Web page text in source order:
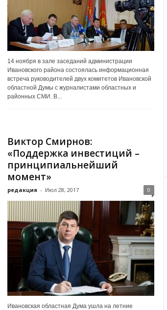
14 ноября в зале заседаний администрации
Ивановского района состоялась информационная
встреча руководителей двух комитетов Ивановской
областной Думы с журналистами областных и
районных СМИ. В...
Виктор Смирнов:
«Поддержка инвестиций –
принципиальнейший
момент»
редакция - Июл 28, 2017 0
Ивановская областная Дума ушла на летние